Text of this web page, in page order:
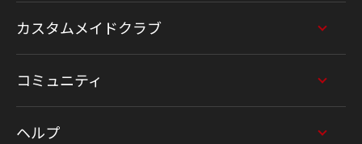
カスタムメイドクラブ
コミュニティ
ヘルプ